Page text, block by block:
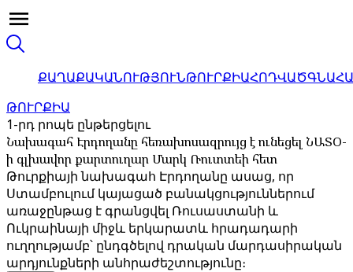
ՔԱՂԱՔԱԿԱՆՈՒԹՅՈՒՆԹՈՒՐՔԻԱՀՈԴՎԱԾ
ԹՈՒՐՔԻԱ
1-րդ րոպե ընթերցելու
Նախագահ Էրդողանը հեռախոսազրույց է ունեցել ՆԱՏՕ-
ի գլխավոր քարտուղար Մարկ Ռուտտեի հետ
Թուրքիայի նախագահ Էրդողանը ասաց, որ
Ստամբուլում կայացած բանակցություններում
առաջընթաց է գրանցվել Ռուսաստանի և
Ուկրաինայի միջև երկարատև հրադադարի
ուղղությամբ՝ ընդգծելով դրական մարդասիրական
արդյունքների անհրաժեշտությունը։